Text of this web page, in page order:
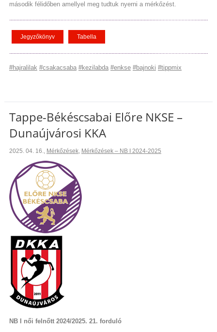
második félidőben amellyel meg tudtuk nyerni a mérkőzést.
Jegyzőkönyv Tabella
#hajralilak #csakacsaba #kezilabda #enkse #bajnoki #tippmix
Tappe-Békéscsabai Előre NKSE –
Dunaújvárosi KKA
2025. 04. 16., Mérkőzések, Mérkőzések – NB I 2024-2025
NB I női felnőtt 2024/2025. 21. forduló